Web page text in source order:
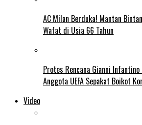
AC Milan Berduka! Mantan
Wafat di Usia 66 Tahun
Protes Rencana Gianni
Anggota UEFA Sepakat Boikot
Video